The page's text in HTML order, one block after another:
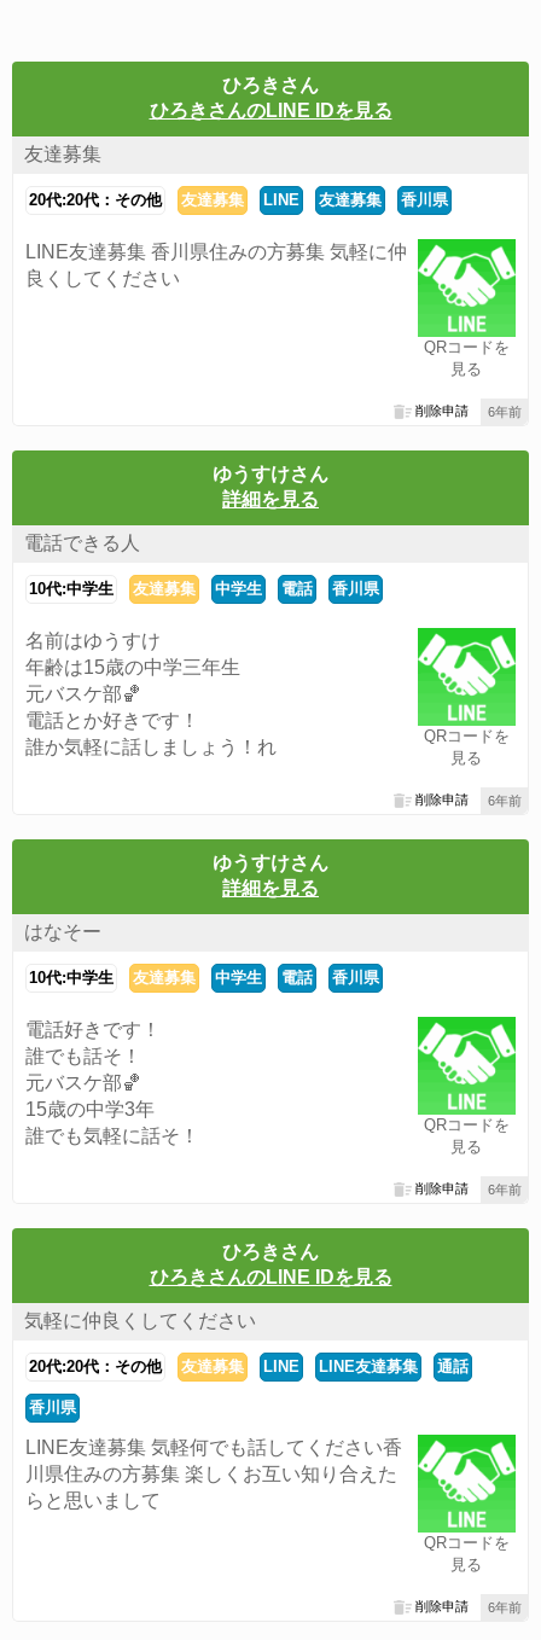
ひろきさん
ひろきさんのLINE IDを見る
友達募集
20代:20代：その他 友達募集 LINE 友達募集 香川県
QRコードを
見る
LINE友達募集 香川県住みの方募集 気軽に仲
良くしてください
6年前
削除申請
ゆうすけさん
詳細を見る
電話できる人
10代:中学生 友達募集 中学生 電話 香川県
QRコードを
見る
名前はゆうすけ
年齢は15歳の中学三年生
元バスケ部🏀
電話とか好きです！
誰か気軽に話しましょう！れ
6年前
削除申請
ゆうすけさん
詳細を見る
はなそー
10代:中学生 友達募集 中学生 電話 香川県
QRコードを
見る
電話好きです！
誰でも話そ！
元バスケ部🏀
15歳の中学3年
誰でも気軽に話そ！
6年前
削除申請
ひろきさん
ひろきさんのLINE IDを見る
気軽に仲良くしてください
20代:20代：その他 友達募集 LINE LINE友達募集 通話
香川県
QRコードを
見る
LINE友達募集 気軽何でも話してください香
川県住みの方募集 楽しくお互い知り合えた
らと思いまして
6年前
削除申請